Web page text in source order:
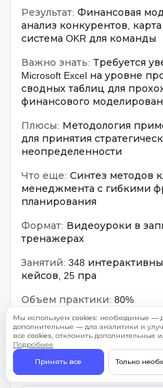
Результат: Финансовая
анализ конкурентов,
система OKR для команды
Важно знать: Требуется
Microsoft Excel на уровне
сводных таблиц для
финансового
Плюсы: Методология
для принятия
неопределенности
Что еще: Синтез методов
менеджмента с гибкими
планирования
Формат: Видеоуроки в
тренажерах
Занятий: 348
кейсов, 25 пра
Объем практики: 80%
Свое портфолио
Домашние задания
Мы используем cookies: необходимые —
дополнительные — для аналитики и
все cookies, отклонить дополнительные
Подробнее
Принять все Только